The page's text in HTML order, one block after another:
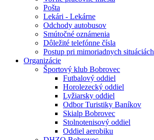
Pošta
Lekári - Lekárne
Odchody autobusov
Smútočné oznámenia
Dôležité telefónne čísla
Postup pri mimoriadnych situáciách
Organizácie
Športový klub Bobrovec
Futbalový oddiel
Horolezecký oddiel
Lyžiarsky oddiel
Odbor Turistiky Baníkov
Skialp Bobrovec
Stolnotenisový oddiel
Oddiel aerobiku